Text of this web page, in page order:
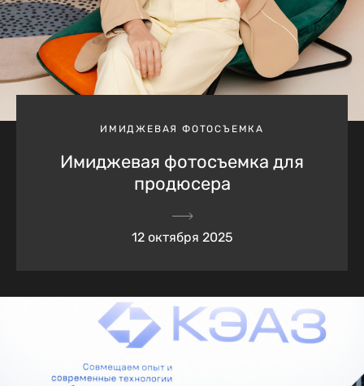
ИМИДЖЕВАЯ ФОТОСЪЕМКА
Имиджевая фотосъемка для
продюсера
12 октября 2025